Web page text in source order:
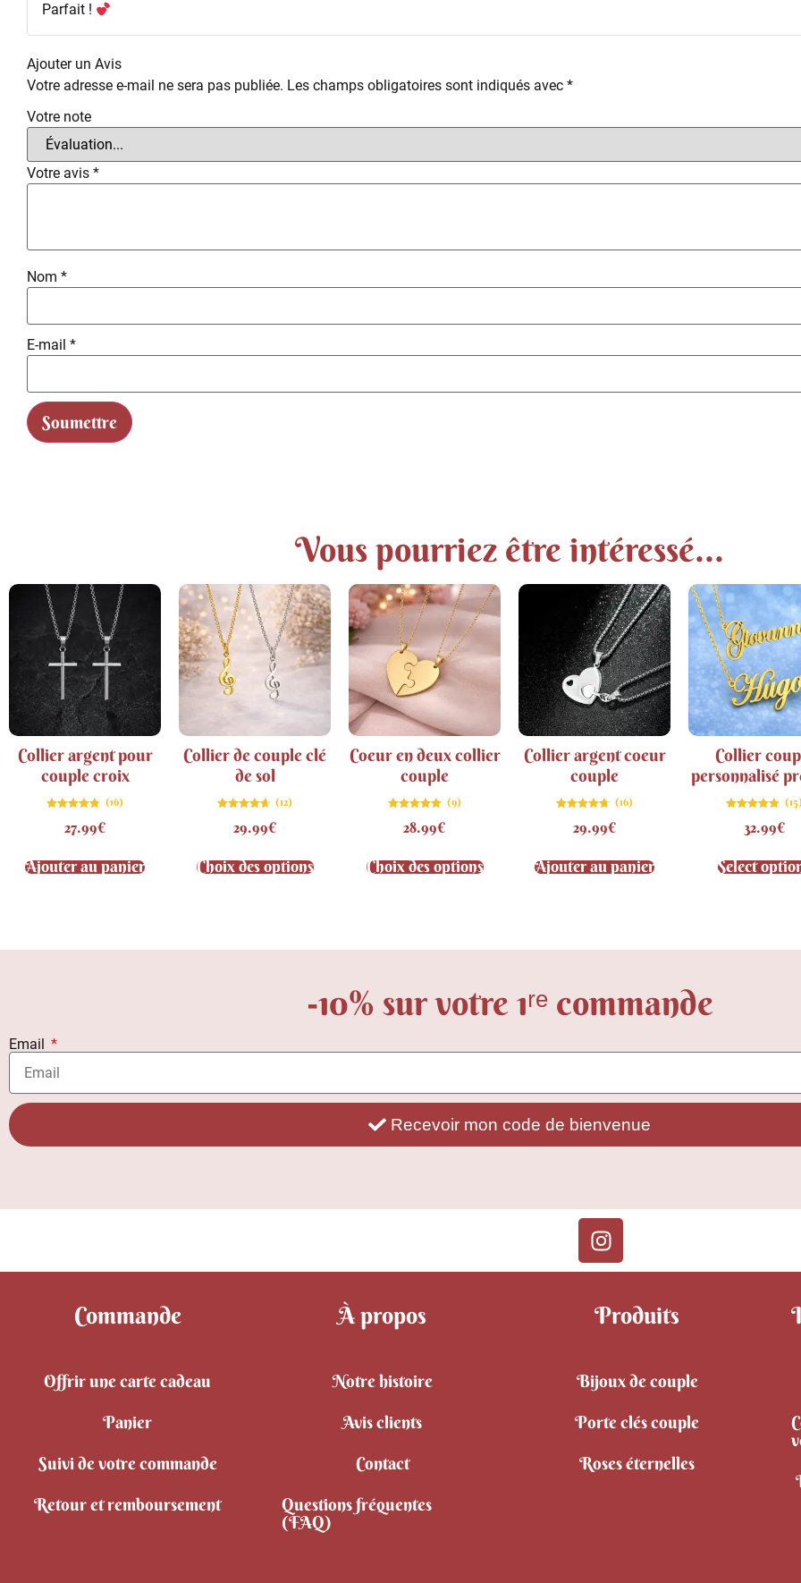
Parfait !
Ajouter un Avis
Votre adresse e-mail ne sera pas publiée. Les champs obligatoires sont indiqués avec *
Votre note
Votre avis *
Nom *
E-mail *
Vous pourriez être intéressé...
Collier argent pour
couple croix
4.75
sur 5
(16)
27.99€
Ajouter au panier
Collier de couple clé
de sol
4.67
sur 5
(12)
29.99€
Choix des options
Coeur en deux collier
couple
5.00
sur 5
(9)
28.99€
Choix des options
Collier argent coeur
couple
4.69
sur 5
(16)
29.99€
Ajouter au panier
Collier
personnalisé
4.87
sur 5
32.99€
Select
-10% sur votre 1ʳᵉ commande
Email
Recevoir mon code de bienvenue
Commande
Offrir une carte cadeau
Panier
Suivi de votre commande
Retour et remboursement
À propos
Notre histoire
Avis clients
Contact
Questions fréquentes
(FAQ)
Produits
Bijoux de couple
Porte clés couple
Roses éternelles